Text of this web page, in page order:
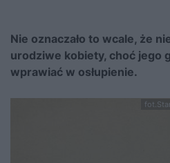
Nie oznaczało to wcale, że
urodziwe kobiety, choć jego
wprawiać w osłupienie.